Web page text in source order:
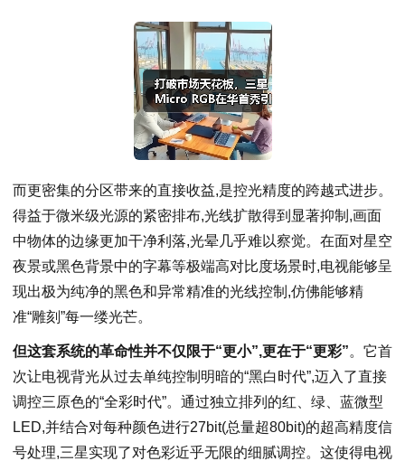
而更密集的分区带来的直接收益,是控光精度的跨越式进步。
得益于微米级光源的紧密排布,光线扩散得到显著抑制,画面
中物体的边缘更加干净利落,光晕几乎难以察觉。在面对星空
夜景或黑色背景中的字幕等极端高对比度场景时,电视能够呈
现出极为纯净的黑色和异常精准的光线控制,仿佛能够精
准“雕刻”每一缕光芒。
但这套系统的革命性并不仅限于“更小”,更在于“更彩”。它首
次让电视背光从过去单纯控制明暗的“黑白时代”,迈入了直接
调控三原色的“全彩时代”。通过独立排列的红、绿、蓝微型
LED,并结合对每种颜色进行27bit(总量超80bit)的超高精度信
号处理,三星实现了对色彩近乎无限的细腻调控。这使得电视